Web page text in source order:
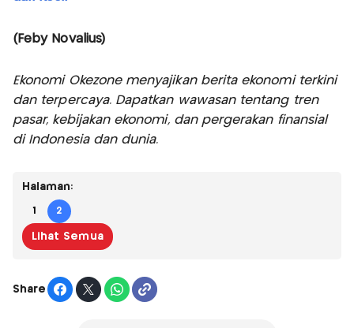
(Feby Novalius)
Ekonomi Okezone menyajikan berita ekonomi terkini
dan terpercaya. Dapatkan wawasan tentang tren
pasar, kebijakan ekonomi, dan pergerakan finansial
di Indonesia dan dunia.
Halaman:
1 2
Lihat Semua
Share